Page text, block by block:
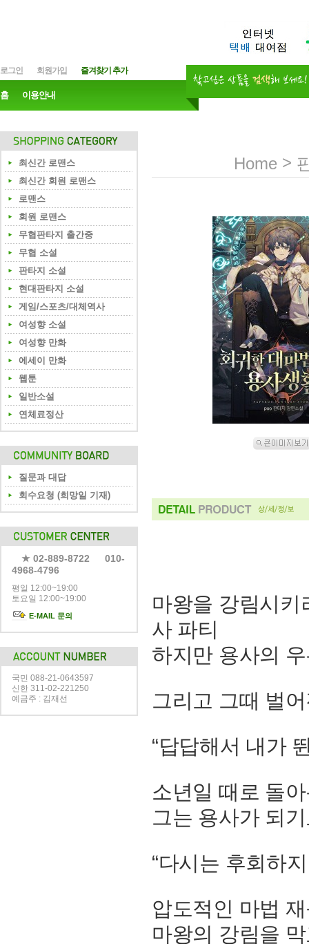
로그인 회원가입 즐겨찾기 추가
홈 이용안내
최신간 로맨스
최신간 회원 로맨스
로맨스
회원 로맨스
무협판타지 출간중
무협 소설
판타지 소설
현대판타지 소설
게임/스포츠/대체역사
여성향 소설
여성향 만화
에세이 만화
웹툰
일반소설
연체료정산
질문과 대답
회수요청 (희망일 기재)
★ 02-889-8722 010-
4968-4796
평일 12:00~19:00
토요일 12:00~19:00
E-MAIL 문의
국민 088-21-0643597
신한 311-02-221250
예금주 : 김재선
Home >
마왕을 강림시키
사 파티
하지만 용사의
그리고 그때 벌
“답답해서 내가
소년일 때로 돌
그는 용사가 되
“다시는 후회하
압도적인 마법
마왕의 강림을